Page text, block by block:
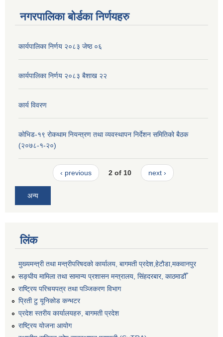
नगरपालिका बोर्डका निर्णयहरु
कार्यपालिका निर्णय २०८३ जेष्ठ ०६
कार्यपालिका निर्णय २०८३ बैशाख २२
कार्य विवरण
कोभिड-१९ रोकथाम नियन्त्रण तथा व्यवस्थापन निर्देशन समितिको बैठक
(२०७८-१-२०)
‹ previous 2 of 10 next ›
अन्य
लिंक
मुख्यमन्त्री तथा मन्त्रीपरिषदको कार्यालय, बागमती प्रदेश,हेटाैडा,मकवानपुर
सङ्‍घीय मामिला तथा सामान्य प्रशासन मन्त्रालय, सिंहदरबार, काठमाडौँ
राष्ट्रिय परिचयपत्र तथा पञ्जिकरण विभाग
प्रिती टु यूनिकोड कन्भटर
प्रदेश स्तरीय कार्यालयहरु, बागमती प्रदेश
राष्ट्रिय योजना आयोग